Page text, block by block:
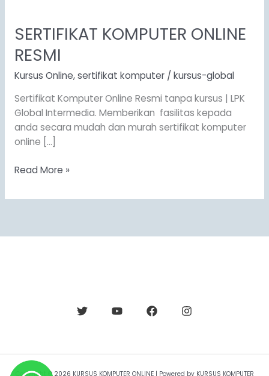
SERTIFIKAT KOMPUTER ONLINE
RESMI
Kursus Online,sertifikat komputer/ kursus-global
Sertifikat Komputer Online Resmi tanpa kursus | LPK
Global Intermedia. Memberikan fasilitas kepada
anda secara mudah dan murah sertifikat komputer
online […]
SERTIFIKAT
ONLINE
RESMI
Read More »
Copyright © 2026 KURSUS KOMPUTER ONLINE | Powered by KURSUS KOMPUTER